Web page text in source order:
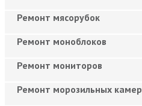
Ремонт мясорубок
Ремонт моноблоков
Ремонт мониторов
Ремонт морозильных камер